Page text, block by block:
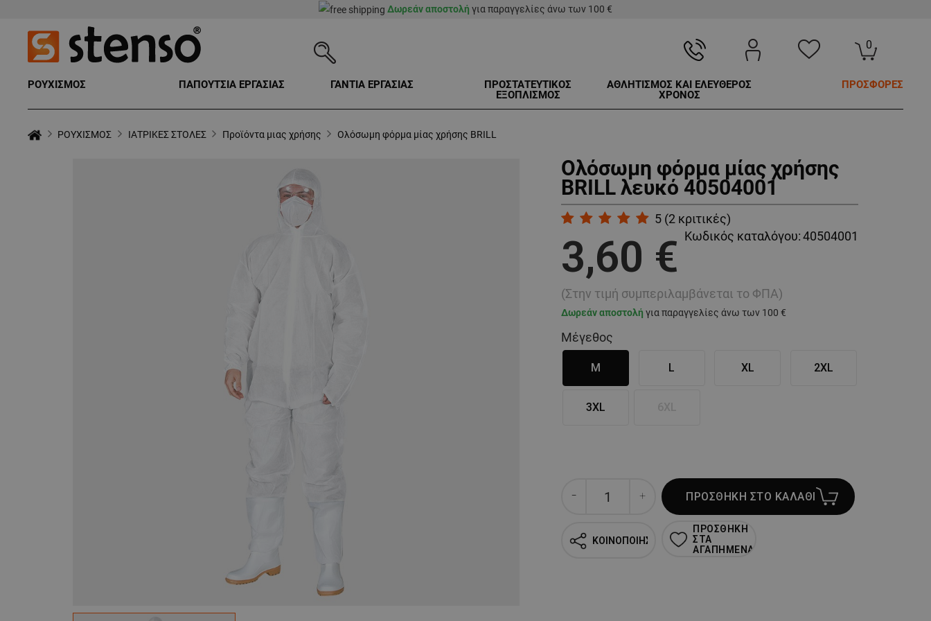
Δωρεάν αποστολή για παραγγελίες άνω των 100 €
0
ΡΟΥΧΙΣΜΟΣ ΠΑΠΟΥΤΣΙΑ ΕΡΓΑΣΙΑΣ ΓΑΝΤΙΑ ΕΡΓΑΣΙΑΣ
ΠΡΟΣΤΑΤΕΥΤΙΚΟΣ
ΕΞΟΠΛΙΣΜΟΣ
ΑΘΛΗΤΙΣΜΟΣ ΚΑΙ ΕΛΕΥΘΕΡΟΣ
ΧΡΟΝΟΣ
ΠΡΟΣΦΟΡΕΣ
ΡΟΥΧΙΣΜΟΣ ΙΑΤΡΙΚΕΣ ΣΤΟΛΕΣ Προϊόντα μιας χρήσης Ολόσωμη φόρμα μίας χρήσης BRILL
Ολόσωμη φόρμα μίας χρήσης
BRILL λευκό 40504001
5 (2 κριτικές)
Κωδικός καταλόγου:40504001
3,60 €
(Στην τιμή συμπεριλαμβάνεται το ΦΠΑ)
Δωρεάν αποστολή για παραγγελίες άνω των 100 €
Μέγεθος
M L XL 2XL
3XL
ΠΡΟΣΘΗΚΗ ΣΤΟ ΚΑΛΑΘΙ
ΚΟΙΝΟΠΟΙΗΣΗ
ΠΡΟΣΘΗΚΗ
ΣΤΑ
ΑΓΑΠΗΜΕΝΑ